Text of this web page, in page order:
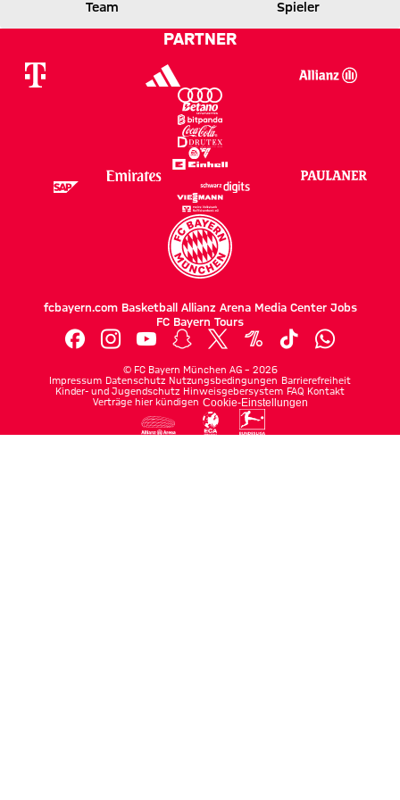
FCB
Team Spieler
PARTNER
fcbayern.com Basketball Allianz Arena Media Center Jobs
FC Bayern Tours
© FC Bayern München AG – 2026
Impressum Datenschutz Nutzungsbedingungen Barrierefreiheit
Kinder- und Jugendschutz Hinweisgebersystem FAQ Kontakt
Verträge hier kündigen Cookie-Einstellungen